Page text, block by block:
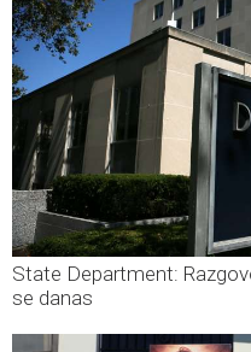
State Department:
se danas